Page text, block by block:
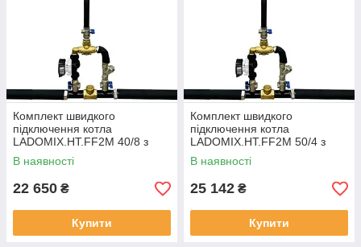
Комплект швидкого
підключення котла
LADOMIX.HT.FF2M 40/8 з
гнучкими шлангами,
змішувальний вузол 55°C,
В наявності
22 650 ₴
Купити
Комплект швидкого
підключення котла
LADOMIX.HT.FF2M 50/4 з
гнучкими шлангами,
змішувальний вузол 55°C,
В наявності
25 142 ₴
Купити